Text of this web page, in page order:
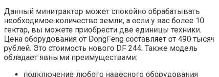
Данный минитрактор может спокойно обрабатывать
необходимое количество земли, а если у вас более 10
гектар, вы можете приобрести две единицы техники.
Цена оборудования от DongFeng составляет от 490 тысяч
рублей. Это стоимость нового DF 244. Также модель
обладает явными преимуществами:
подключение любого навесного оборудования